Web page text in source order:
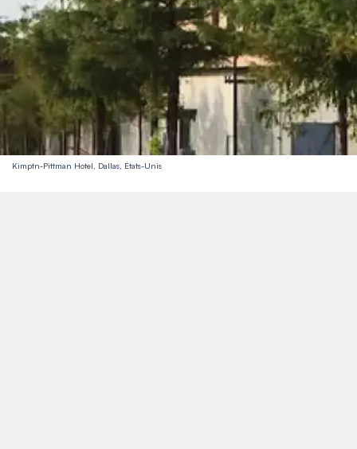
Kimptn-Pittman Hotel, Dallas, États-Unis